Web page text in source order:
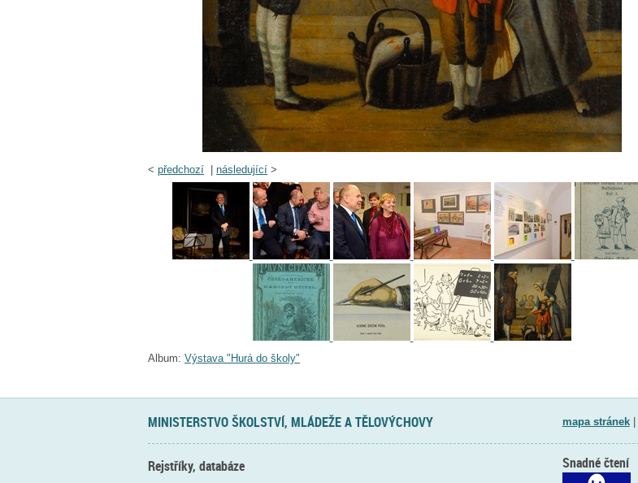
< předchozí následující >
Album: Výstava "Hurá do školy"
MINISTERSTVO ŠKOLSTVÍ, MLÁDEŽE A TĚLOVÝCHOVY mapa stránek|
Rejstříky, databáze Snadné čtení